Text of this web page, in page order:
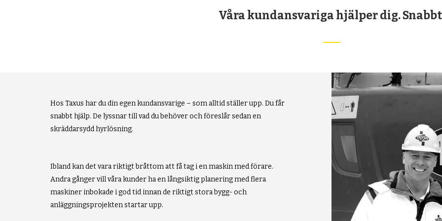
Våra kundansvariga hjälper dig.
Hos Taxus har du din egen kundansvarige – som alltid ställer upp. Du får
snabbt hjälp. De lyssnar till vad du behöver och föreslår sedan en
skräddarsydd hyrlösning.
Ibland kan det vara riktigt bråttom att få tag i en maskin med förare.
Andra gånger vill våra kunder ha en långsiktig planering med flera
maskiner inbokade i god tid innan de riktigt stora bygg- och
anläggningsprojekten startar upp.